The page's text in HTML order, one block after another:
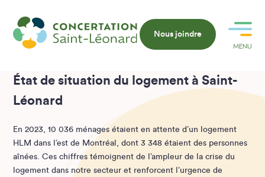
Nous joindre
MENU
État de situation du logement à Saint-
Léonard
En 2023, 10 036 ménages étaient en attente d’un logement
HLM dans l’est de Montréal, dont 3 348 étaient des personnes
aînées. Ces chiffres témoignent de l’ampleur de la crise du
logement dans notre secteur et renforcent l’urgence de